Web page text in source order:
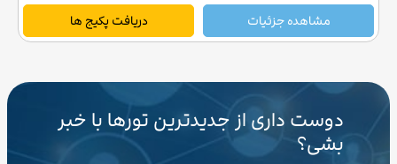
مشاهده جزئیات دریافت پکیج ها
دوست داری از جدیدترین تورها با خبر
بشی؟